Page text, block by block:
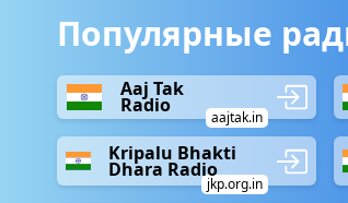
Популярные
Aaj Tak
Radio
aajtak.in
Kripalu Bhakti
Dhara Radio
jkp.org.in